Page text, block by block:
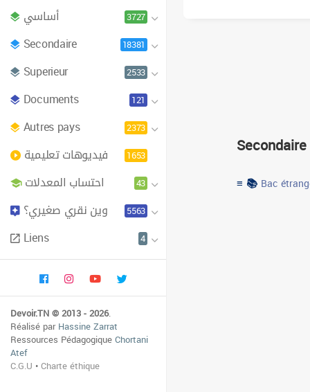
أساسي 3727
Secondaire 18381
Superieur 2533
Documents 121
Autres pays 2373
فيديوهات تعليمية 1653
احتساب المعدلات 43
وين نقري صغيري؟ 5563
Liens 4
Devoir.TN © 2013 - 2026.
Réalisé parHassine Zarrat
Ressources PédagogiqueChortani
Atef
C.G.U •Charte éthique
Secondaire
≡ 📚 Bac